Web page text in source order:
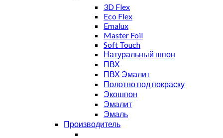
3D Flex
Eco Flex
Emalux
Master Foil
Soft Touch
Натуральный шпон
ПВХ
ПВХ Эмалит
Полотно под покраску
Экошпон
Эмалит
Эмаль
Производитель